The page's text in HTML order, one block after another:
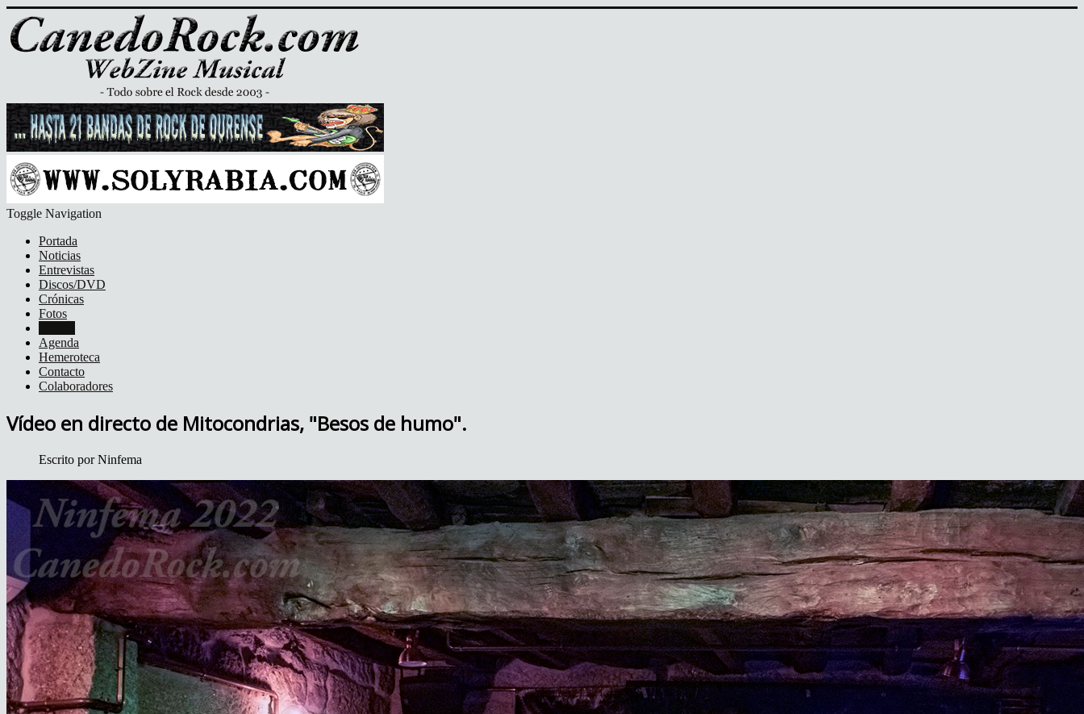
Toggle Navigation
Portada
Noticias
Entrevistas
Discos/DVD
Crónicas
Fotos
Agenda
Hemeroteca
Contacto
Colaboradores
Vídeo en directo de Mitocondrias, "Besos de humo".
Escrito porNinfema